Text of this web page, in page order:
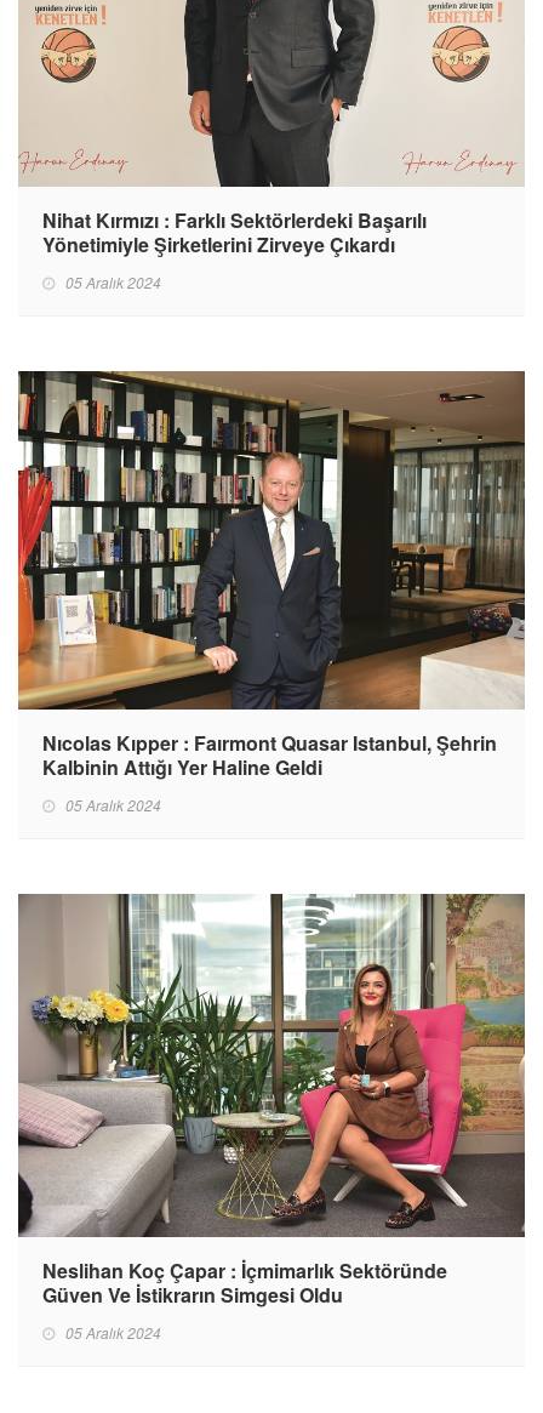
Nihat Kırmızı : Farklı Sektörlerdeki Başarılı
Yönetimiyle Şirketlerini Zirveye Çıkardı
05 Aralık 2024
Nıcolas Kıpper : Faırmont Quasar Istanbul, Şehrin
Kalbinin Attığı Yer Haline Geldi
05 Aralık 2024
Neslihan Koç Çapar : İçmimarlık Sektöründe
Güven Ve İstikrarın Simgesi Oldu
05 Aralık 2024